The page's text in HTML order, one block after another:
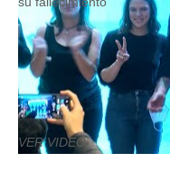
VER VIDEO